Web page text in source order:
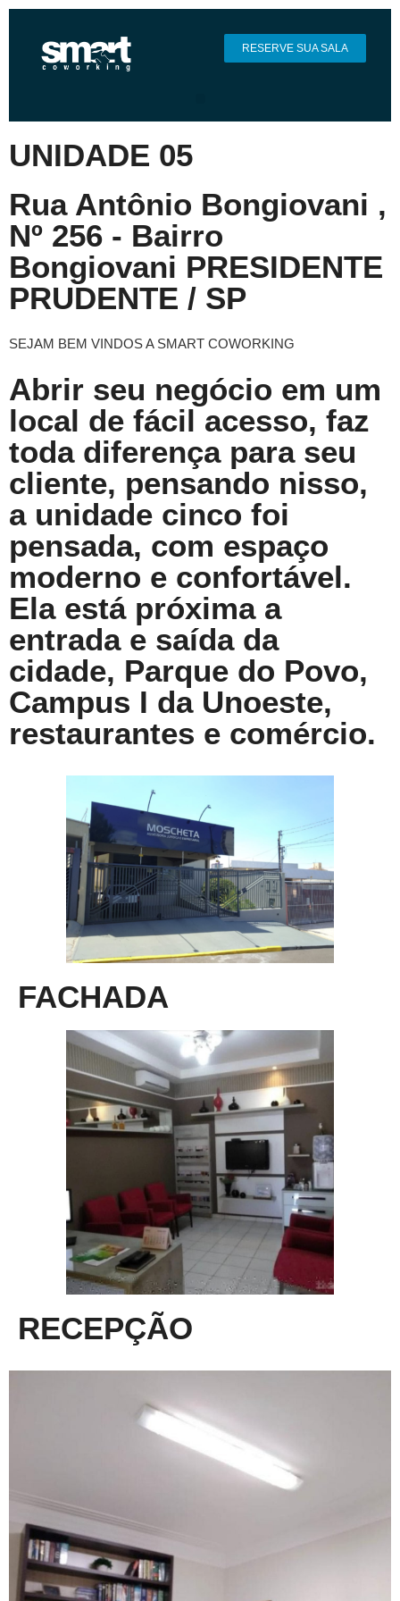
RESERVE SUA SALA
UNIDADE 05
Rua Antônio Bongiovani ,
Nº 256 - Bairro
Bongiovani PRESIDENTE
PRUDENTE / SP
SEJAM BEM VINDOS A SMART COWORKING
Abrir seu negócio em um
local de fácil acesso, faz
toda diferença para seu
cliente, pensando nisso,
a unidade cinco foi
pensada, com espaço
moderno e confortável.
Ela está próxima a
entrada e saída da
cidade, Parque do Povo,
Campus I da Unoeste,
restaurantes e comércio.
FACHADA
RECEPÇÃO